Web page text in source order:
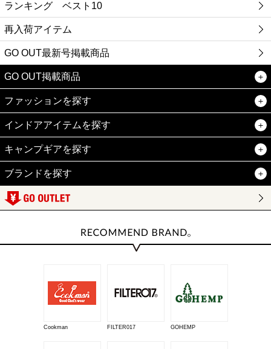
ランキング ベスト10
再入荷アイテム
GO OUT最新号掲載商品
GO OUT掲載商品
ファッションを探す
インドアアイテムを探す
キャンプギアを探す
ブランドを探す
Cookman FILTER017 GOHEMP